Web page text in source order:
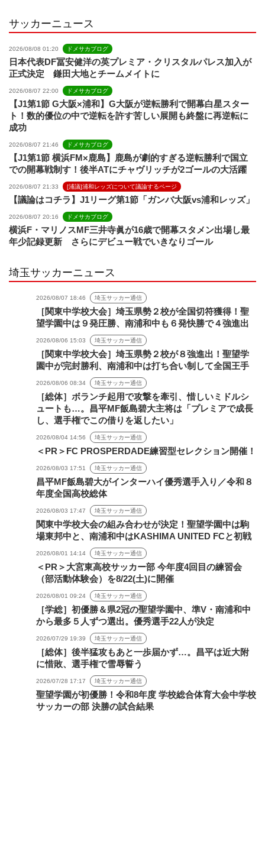
サッカーニュース
2026/08/08 01:20 ドメサカブログ
日本代表DF冨安健洋の英プレミア・クリスタルパレス加入が
正式決定 鎌田大地とチームメイトに
2026/08/07 22:00 ドメサカブログ
【J1第1節 G大阪×浦和】G大阪が逆転勝利で開幕白星スター
ト！数的優位の中で逆転を許す苦しい展開も終盤に再逆転に
成功
2026/08/07 21:46 ドメサカブログ
【J1第1節 横浜FM×鹿島】鹿島が劇的すぎる逆転勝利で国立
での開幕戦制す！後半ATにチャヴリッチが2ゴールの大活躍
2026/08/07 21:33 [浦議]浦和レッズについて議論するページ
【議論はコチラ】J1リーグ第1節「ガンバ大阪vs浦和レッズ」
2026/08/07 20:16 ドメサカブログ
横浜F・マリノスMF三井寺眞が16歳で開幕スタメン出場し最
年少記録更新 さらにデビュー戦でいきなりゴール
埼玉サッカーニュース
2026/08/07 18:46 埼玉サッカー通信
［関東中学校大会］埼玉県勢２校が全国切符獲得！聖
望学園中は９発圧勝、南浦和中も６発快勝で４強進出
2026/08/06 15:03 埼玉サッカー通信
［関東中学校大会］埼玉県勢２校が８強進出！聖望学
園中が完封勝利、南浦和中は打ち合い制して全国王手
2026/08/06 08:34 埼玉サッカー通信
［総体］ボランチ起用で攻撃を牽引、惜しいミドルシ
ュートも…。昌平MF飯島碧大主将は「プレミアで成長
し、選手権でこの借りを返したい」
2026/08/04 14:56 埼玉サッカー通信
＜PR＞FC PROSPERDADE練習型セレクション開催！
2026/08/03 17:51 埼玉サッカー通信
昌平MF飯島碧大がインターハイ優秀選手入り／令和８
年度全国高校総体
2026/08/03 17:47 埼玉サッカー通信
関東中学校大会の組み合わせが決定！聖望学園中は駒
場東邦中と、南浦和中はKASHIMA UNITED FCと初戦
2026/08/01 14:14 埼玉サッカー通信
＜PR＞大宮東高校サッカー部 今年度4回目の練習会
（部活動体験会）を8/22(土)に開催
2026/08/01 09:24 埼玉サッカー通信
［学総］初優勝＆県2冠の聖望学園中、準V・南浦和中
から最多５人ずつ選出。優秀選手22人が決定
2026/07/29 19:39 埼玉サッカー通信
［総体］後半猛攻もあと一歩届かず…。昌平は近大附
に惜敗、選手権で雪辱誓う
2026/07/28 17:17 埼玉サッカー通信
聖望学園が初優勝！令和8年度 学校総合体育大会中学校
サッカーの部 決勝の試合結果